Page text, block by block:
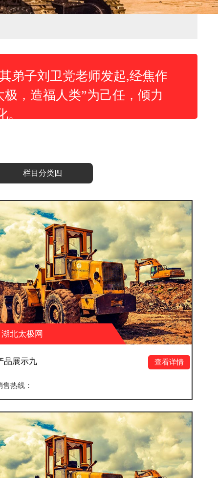
弟子刘卫党老师发起,经焦作
，造福人类”为己任，倾力
栏目分类四
湖北太极网
产品展示十二